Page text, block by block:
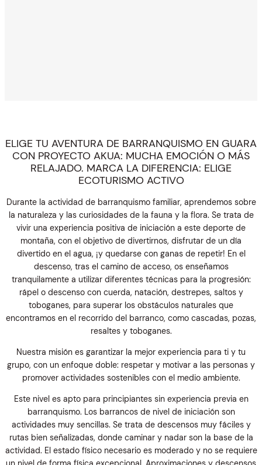
ELIGE TU AVENTURA DE BARRANQUISMO EN GUARA
CON PROYECTO AKUA: MUCHA EMOCIÓN O MÁS
RELAJADO. MARCA LA DIFERENCIA: ELIGE
ECOTURISMO ACTIVO
Durante la actividad de barranquismo familiar, aprendemos sobre
la naturaleza y las curiosidades de la fauna y la flora. Se trata de
vivir una experiencia positiva de iniciación a este deporte de
montaña, con el objetivo de divertirnos, disfrutar de un día
divertido en el agua, ¡y quedarse con ganas de repetir! En el
descenso, tras el camino de acceso, os enseñamos
tranquilamente a utilizar diferentes técnicas para la progresión:
rápel o descenso con cuerda, natación, destrepes, saltos y
toboganes, para superar los obstáculos naturales que
encontramos en el recorrido del barranco, como cascadas, pozas,
resaltes y toboganes.
Nuestra misión es garantizar la mejor experiencia para ti y tu
grupo, con un enfoque doble: respetar y motivar a las personas y
promover actividades sostenibles con el medio ambiente.
Este nivel es apto para principiantes sin experiencia previa en
barranquismo. Los barrancos de nivel de iniciación son
actividades muy sencillas. Se trata de descensos muy fáciles y
rutas bien señalizadas, donde caminar y nadar son la base de la
actividad. El estado físico necesario es moderado y no se requiere